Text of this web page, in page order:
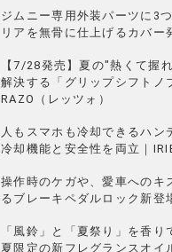
ジムニー専用外装パーツに3
リアを無骨に仕上げるカバー
【7/28発売】夏の"熱くて握
解決する「グリップシフトノ
RAZO（レッツォ）
人もスマホも冷却できるハン
冷却機能と安全性を両立｜
操作時のケガや、愛車へのキ
るブレーキペダルロック新登
「風鈴」と「夏祭り」を香り
夏限定の新フレグランスオイ